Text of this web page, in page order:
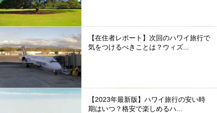
【在住者レポート】次回のハワイ旅行で
気をつけるべきことは？ウィズ...
【2023年最新版】ハワイ旅行の安い時
期はいつ？格安で楽しめるハ...